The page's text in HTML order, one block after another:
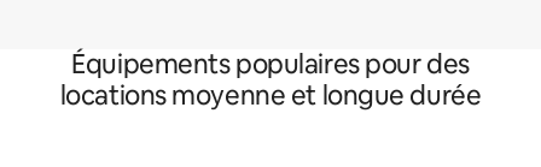
Équipements populaires pour des
locations moyenne et longue durée